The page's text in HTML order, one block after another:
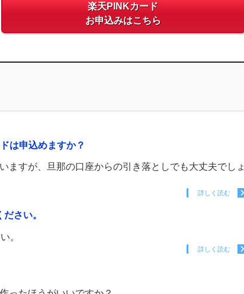
楽天PINKカード
お申込みはこちら
は申込めますか？
ますが、旦那の口座からの引き落としでも大丈夫でしょ
詳しく読む
さい。
。
詳しく読む